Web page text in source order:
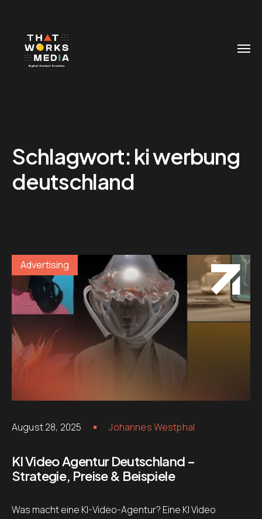
Schlagwort: ki werbung
deutschland
Advertising
August 28, 2025 Johannes Westphal
KI Video Agentur Deutschland –
Strategie, Preise & Beispiele
Was macht eine KI-Video-Agentur? Eine KI Video